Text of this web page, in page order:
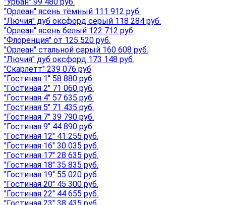
"Орлеан" ясень тёмный 111 912 руб.
"Лючия" дуб оксфорд серый 118 284 руб.
"Орлеан" ясень белый 122 712 руб.
"Флоренция" от 125 520 руб.
"Орлеан" стальной серый 160 608 руб.
"Лючия" дуб оксфорд 173 148 руб.
"Скарлетт" 239 076 руб
"Гостиная 1" 58 880 руб.
"Гостиная 2" 71 060 руб.
"Гостиная 4" 57 635 руб.
"Гостиная 5" 71 435 руб.
"Гостиная 7" 39 790 руб.
"Гостиная 9" 44 890 руб.
"Гостиная 12" 41 255 руб.
"Гостиная 16" 30 035 руб.
"Гостиная 17" 28 635 руб.
"Гостиная 18" 35 835 руб.
"Гостиная 19" 55 020 руб.
"Гостиная 20" 45 300 руб.
"Гостиная 22" 44 655 руб.